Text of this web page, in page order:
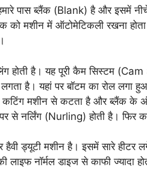
पास ब्लैंक (Blank) है और इसमें
को मशीन में ऑटोमेटिकली रखना
होती है। यह पूरी कैम सिस्टम
है। यहां पर बॉटम का रोल लगा
कटिंग मशीन से कटता है और ब्लैंक के
से नर्लिंग (Nurling) होती है। फिर
ड्यूटी मशीन है। इसमें सारे हीटर
लाइफ नॉर्मल डाइज से काफी